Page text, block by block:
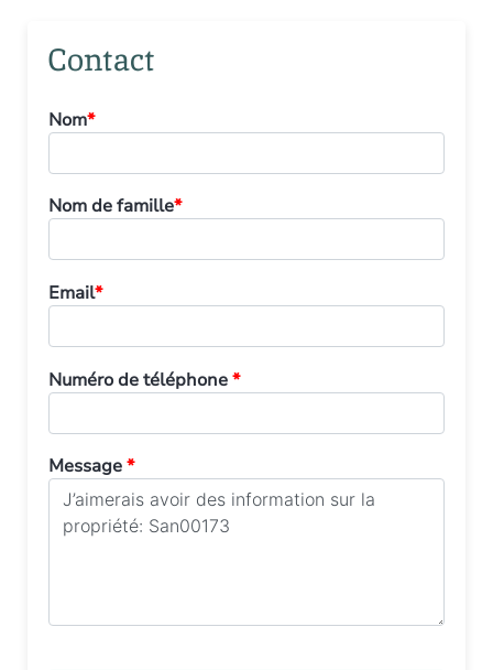
Contact
Nom*
Nom de famille*
Email*
Numéro de téléphone*
Message*